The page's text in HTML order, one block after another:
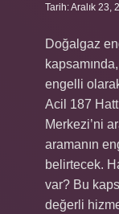
Tarih: Aralık 23,
Doğalgaz
engelli
Acil 187
Merkezi’ni
aramanın
belirtecek.
var? Bu
değerli